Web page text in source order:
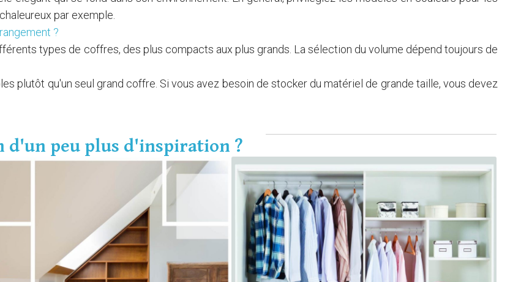
par exemple.
?
types de coffres, des plus compacts aux plus grands. La sélection du volume dépend toujours de
plutôt qu'un seul grand coffre. Si vous avez besoin de stocker du matériel de grande taille, vous devez
d'un peu plus d'inspiration ?